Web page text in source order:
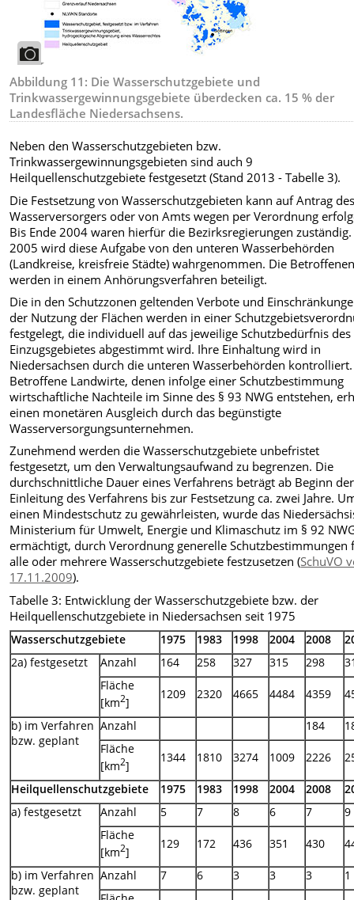
Abbildung 11: Die Wasserschutzgebiete und
Trinkwassergewinnungsgebiete überdecken ca. 15 % der
Landesfläche Niedersachsens.
Neben den Wasserschutzgebieten bzw.
Trinkwassergewinnungsgebieten sind auch 9
Heilquellenschutzgebiete festgesetzt (Stand 2013 - Tabelle 3).
Die Festsetzung von Wasserschutzgebieten kann auf Antrag
Wasserversorgers oder von Amts wegen per Verordnung
Bis Ende 2004 waren hierfür die Bezirksregierungen zuständig.
2005 wird diese Aufgabe von den unteren Wasserbehörden
(Landkreise, kreisfreie Städte) wahrgenommen. Die
werden in einem Anhörungsverfahren beteiligt.
Die in den Schutzzonen geltenden Verbote und
der Nutzung der Flächen werden in einer
festgelegt, die individuell auf das jeweilige Schutzbedürfnis des
Einzugsgebietes abgestimmt wird. Ihre Einhaltung wird in
Niedersachsen durch die unteren Wasserbehörden kontrolliert.
Betroffene Landwirte, denen infolge einer Schutzbestimmung
wirtschaftliche Nachteile im Sinne des § 93 NWG entstehen,
einen monetären Ausgleich durch das begünstigte
Wasserversorgungsunternehmen.
Zunehmend werden die Wasserschutzgebiete unbefristet
festgesetzt, um den Verwaltungsaufwand zu begrenzen. Die
durchschnittliche Dauer eines Verfahrens beträgt ab Beginn der
Einleitung des Verfahrens bis zur Festsetzung ca. zwei Jahre.
einen Mindestschutz zu gewährleisten, wurde das
Ministerium für Umwelt, Energie und Klimaschutz im § 92
ermächtigt, durch Verordnung generelle Schutzbestimmungen
alle oder mehrere Wasserschutzgebiete festzusetzen (SchuVO
17.11.2009).
Tabelle 3: Entwicklung der Wasserschutzgebiete bzw. der
Heilquellenschutzgebiete in Niedersachsen seit 1975
Wasserschutzgebiete 1975 1983 1998 2004 2008
2a) festgesetzt
Anzahl 164 258 327 315 298
Fläche
[km2]
1209 2320 4665 4484 4359
b) im Verfahren
bzw. geplant
Anzahl 184
Fläche
[km2]
1344 1810 3274 1009 2226
Heilquellenschutzgebiete 1975 1983 1998 2004 2008
a) festgesetzt
Anzahl 5 7 8 6 7
9
Fläche
[km2]
129 172 436 351 430
b) im Verfahren
bzw. geplant
Anzahl 7 6 3 3 3
1